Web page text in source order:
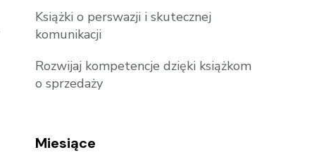
Książki o perswazji i skutecznej
komunikacji
Rozwijaj kompetencje dzięki książkom
o sprzedaży
Miesiące